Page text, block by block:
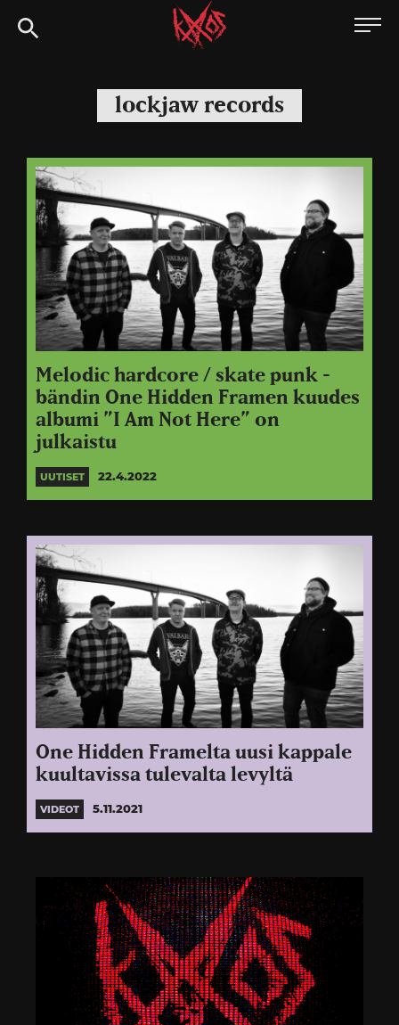
Siirry
suoraan
Kaaoszine
lockjaw records
Melodic hardcore / skate punk -
bändin One Hidden Framen kuudes
albumi ”I Am Not Here” on
julkaistu
UUTISET 22.4.2022
One Hidden Framelta uusi kappale
kuultavissa tulevalta levyltä
VIDEOT 5.11.2021